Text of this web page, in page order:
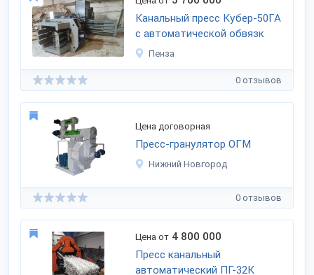
Канальный пресс Кубер-50ГА
с автоматической обвязк
Пенза
0 отзывов
Цена договорная
Пресс-гранулятор ОГМ
Нижний Новгород
0 отзывов
Цена от 4 800 000
Пресс канальный
автоматический ПГ-32К